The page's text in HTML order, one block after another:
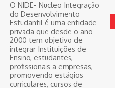
O NIDE- Núcleo Integração
do Desenvolvimento
Estudantil é uma entidade
privada que desde o ano
2000 tem objetivo de
integrar Instituições de
Ensino, estudantes,
profissionais a empresas,
promovendo estágios
curriculares, cursos de